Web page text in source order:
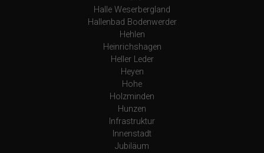
Halle Weserbergland
Hallenbad Bodenwerder
Hehlen
Heinrichshagen
Heller Leder
Heyen
Hohe
Holzminden
Hunzen
Infrastruktur
Innenstadt
Jubiläum